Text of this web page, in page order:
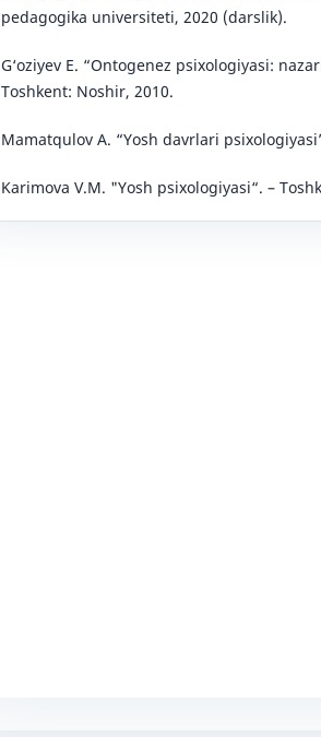
pedagogika universiteti, 2020 (darslik).
G‘oziyev E. “Ontogenez psixologiyasi:
Toshkent: Noshir, 2010.
Mamatqulov A. “Yosh davrlari
Karimova V.M. "Yosh psixologiyasi“. –